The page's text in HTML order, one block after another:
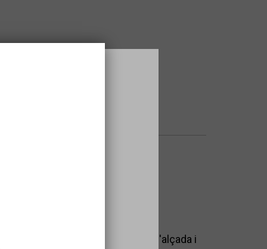
compte que es una activitat a l'alçada i